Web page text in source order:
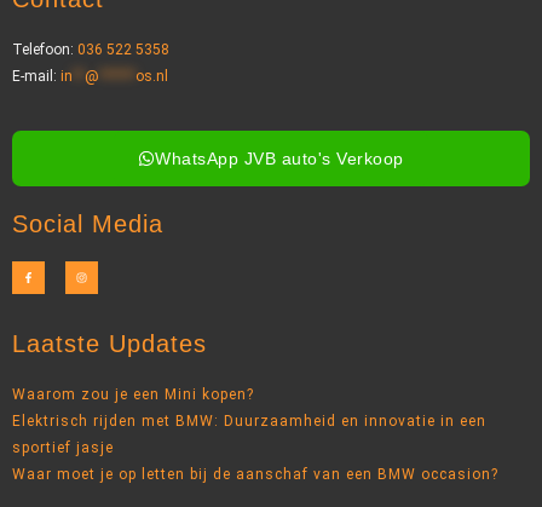
Telefoon: 036 522 5358
E-mail: in @ os.nl
WhatsApp JVB auto's Verkoop
Social Media
Laatste Updates
Waarom zou je een Mini kopen?
Elektrisch rijden met BMW: Duurzaamheid en innovatie in een
sportief jasje
Waar moet je op letten bij de aanschaf van een BMW occasion?